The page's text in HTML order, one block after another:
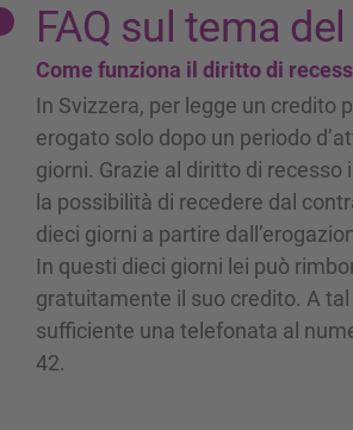
FAQ sul tema
Come funziona il diritto di
In Svizzera, per legge un credito
erogato solo dopo un periodo
giorni. Grazie al diritto di recesso
la possibilità di recedere dal
dieci giorni a partire
In questi dieci giorni lei può
gratuitamente il suo credito. A tal
sufficiente una telefonata al
42.